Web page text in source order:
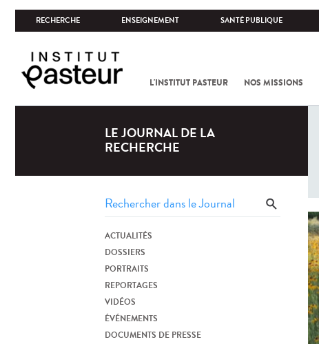
RECHERCHE ENSEIGNEMENT SANTÉ PUBLIQUE
L'INSTITUT PASTEUR NOS MISSIONS
LE JOURNAL DE LA
RECHERCHE
ACTUALITÉS
DOSSIERS
PORTRAITS
REPORTAGES
VIDÉOS
ÉVÉNEMENTS
DOCUMENTS DE PRESSE